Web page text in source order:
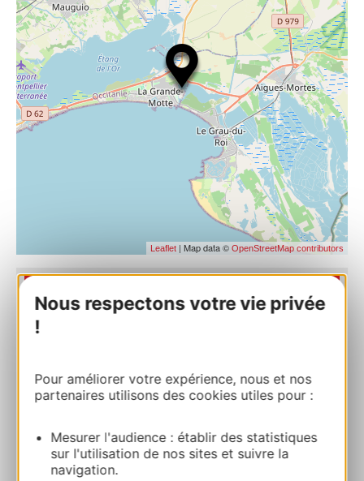
Nous respectons votre vie privée
!
Pour améliorer votre expérience, nous et nos
partenaires utilisons des cookies utiles pour :
Mesurer l'audience : établir des statistiques
sur l'utilisation de nos sites et suivre la
navigation.
Leaflet | Map data © OpenStreetMap contributors
RESERVEREN
PONANT
480 rue Saint Louis 34280 LA GRANDE-
Bereken uw route